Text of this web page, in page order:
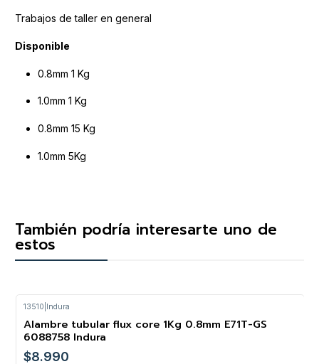
Trabajos de taller en general
Disponible
0.8mm 1 Kg
1.0mm 1 Kg
0.8mm 15 Kg
1.0mm 5Kg
También podría interesarte uno de
estos
13510 Indura
Alambre tubular flux core 1Kg 0.8mm E71T-GS
6088758 Indura
$8.990